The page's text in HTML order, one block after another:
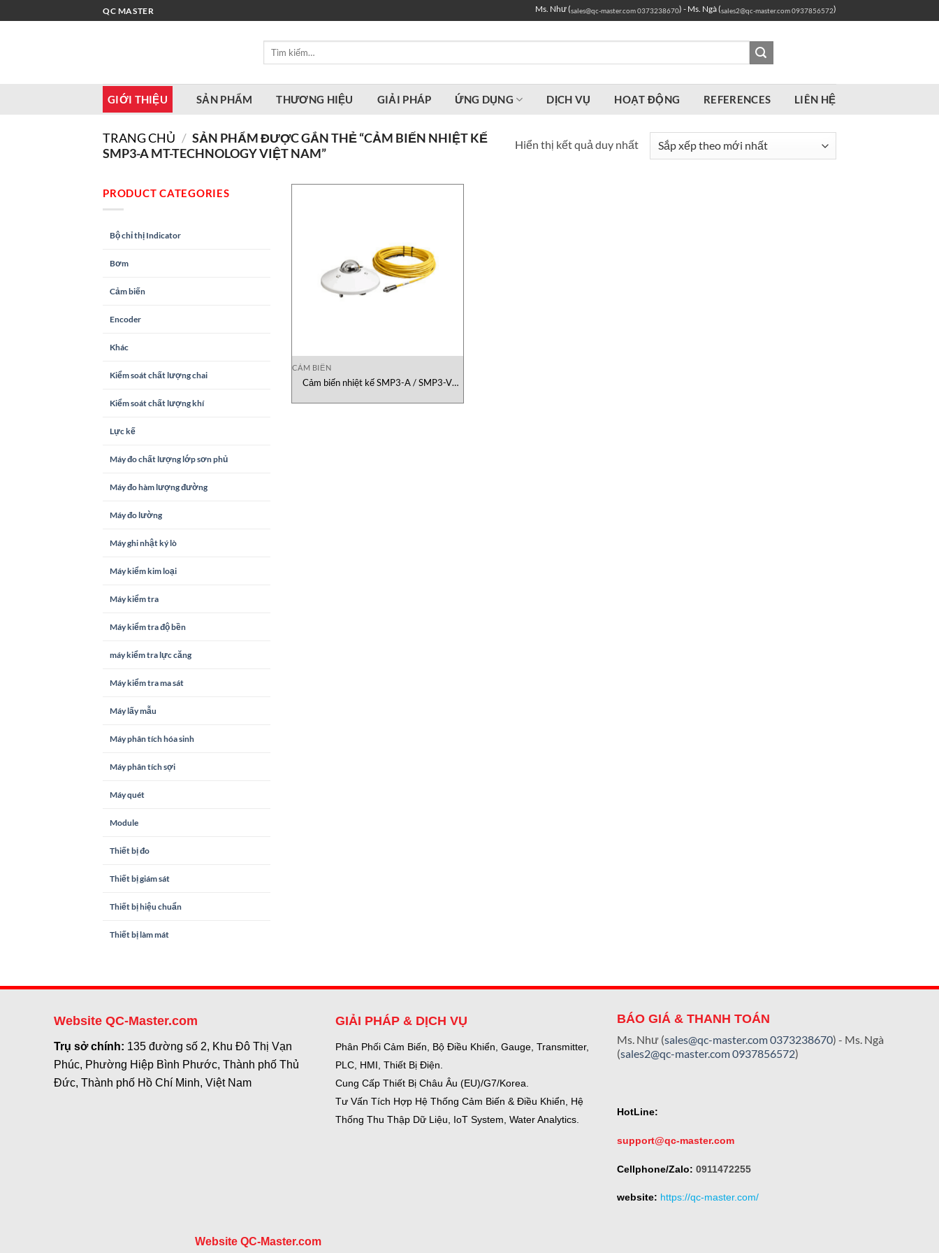
qua
QC MASTER Ms. Như (sales@qc-master.com0373238670) - Ms. Ngà (sales2@qc-master.com0937856572)
Tìm
GIỚI THIỆU SẢN PHẨM THƯƠNG HIỆU GIẢI PHÁP ỨNG DỤNG DỊCH VỤ HOẠT ĐỘNG REFERENCES LIÊN HỆ
TRANG CHỦ / SẢN PHẨM ĐƯỢC GẮN THẺ “CẢM BIẾN NHIỆT KẾ
SMP3-A MT-TECHNOLOGY VIỆT NAM”
Hiển thị kết quả duy nhất
PRODUCT CATEGORIES
Bộ chỉ thị Indicator
Bơm
Cảm biến
Encoder
Khác
Kiểm soát chất lượng chai
Kiểm soát chất lượng khí
Lực kế
Máy đo chất lượng lớp sơn phủ
Máy đo hàm lượng đường
Máy đo lường
Máy ghi nhật ký lò
Máy kiểm kim loại
Máy kiểm tra
Máy kiểm tra độ bền
máy kiểm tra lực căng
Máy kiểm tra ma sát
Máy lấy mẫu
Máy phân tích hóa sinh
Máy phân tích sợi
Máy quét
Module
Thiết bị đo
Thiết bị giám sát
Thiết bị hiệu chuẩn
Thiết bị làm mát
CẢM BIẾN
Cảm biến nhiệt kế SMP3-A / SMP3-V
Website QC-Master.com
Trụ sở chính: 135 đường số 2, Khu Đô Thị Vạn
Phúc, Phường Hiệp Bình Phước, Thành phố Thủ
Đức, Thành phố Hồ Chí Minh, Việt Nam
GIẢI PHÁP & DỊCH VỤ
Phân Phối Cảm Biến, Bộ Điều Khiển, Gauge, Transmitter,
PLC, HMI, Thiết Bị Điện.
Cung Cấp Thiết Bị Châu Âu (EU)/G7/Korea.
Tư Vấn Tích Hợp Hệ Thống Cảm Biến & Điều Khiển, Hệ
Thống Thu Thập Dữ Liệu, IoT System, Water Analytics.
BÁO GIÁ & THANH TOÁN
Ms. Như (sales@qc-master.com0373238670) - Ms. Ngà
(sales2@qc-master.com0937856572)
HotLine:
support@qc-master.com
Cellphone/Zalo: 0911472255
website: https://qc-master.com/
Website QC-Master.com